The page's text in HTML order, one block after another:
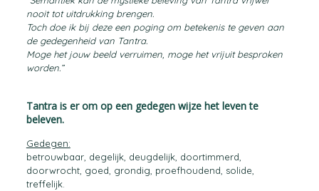
nooit tot uitdrukking brengen.
Toch doe ik bij deze een poging om betekenis te geven aan
de gedegenheid van Tantra.
Moge het jouw beeld verruimen, moge het vrijuit besproken
worden.”
Tantra is er om op een gedegen wijze het leven te
beleven.
Gedegen:
betrouwbaar, degelijk, deugdelijk, doortimmerd,
doorwrocht, goed, grondig, proefhoudend, solide,
treffelijk.